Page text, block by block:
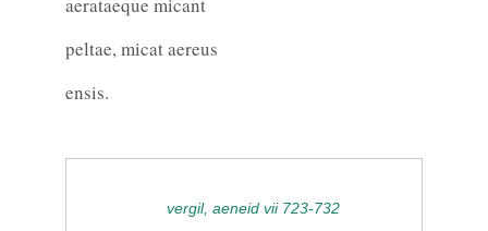
aerataeque micant
peltae, micat aereus
ensis.
vergil, aeneid vii 723-732